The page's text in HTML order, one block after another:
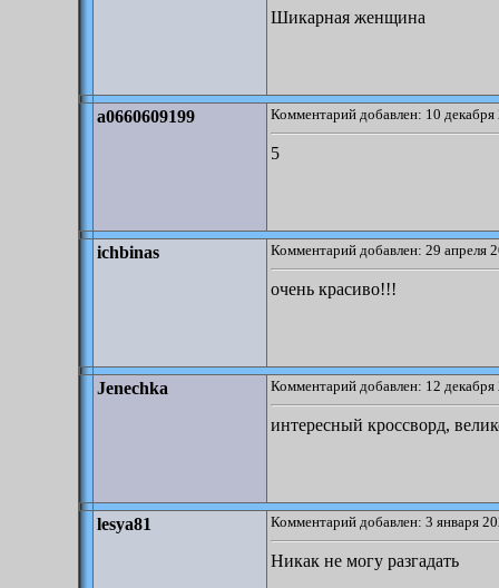
Шикарная женщина
a0660609199 Комментарий добавлен: 10
5
ichbinas Комментарий добавлен: 29 апреля
очень красиво!!!
Jenechka Комментарий добавлен: 12
интересный кроссворд,
lesya81 Комментарий добавлен: 3 января
Никак не могу разгадать